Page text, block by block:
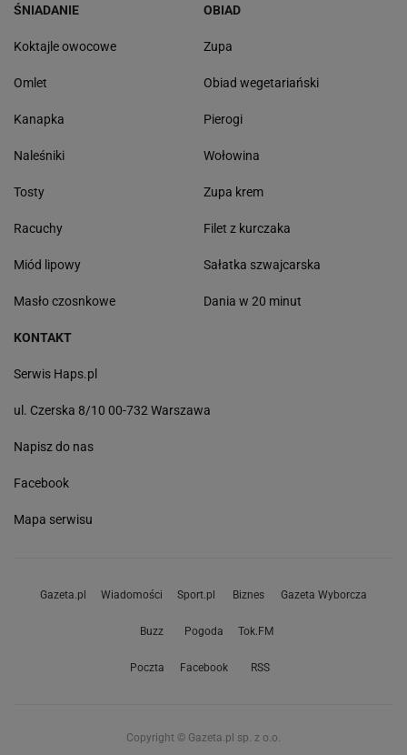
ŚNIADANIE
Koktajle owocowe
Omlet
Kanapka
Naleśniki
Tosty
Racuchy
Miód lipowy
Masło czosnkowe
OBIAD
Zupa
Obiad wegetariański
Pierogi
Wołowina
Zupa krem
Filet z kurczaka
Sałatka szwajcarska
Dania w 20 minut
KONTAKT
Serwis Haps.pl
ul. Czerska 8/10 00-732 Warszawa
Napisz do nas
Facebook
Mapa serwisu
Gazeta.pl Wiadomości Sport.pl Biznes Gazeta Wyborcza
Buzz Pogoda Tok.FM
Poczta Facebook RSS
Copyright © Gazeta.pl sp. z o.o.